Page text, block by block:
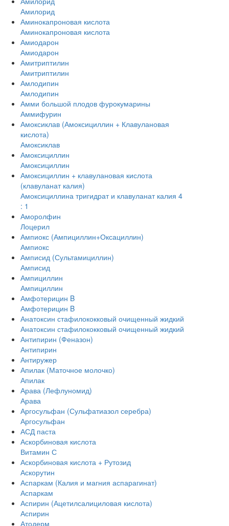
Амилорид
Аминокапроновая кислота
Аминокапроновая кислота
Амиодарон
Амиодарон
Амитриптилин
Амитриптилин
Амлодипин
Амлодипин
Амми большой плодов фурокумарины
Аммифурин
Амоксиклав (Амоксициллин + Клавулановая
кислота)
Амоксиклав
Амоксициллин
Амоксициллин
Амоксициллин + клавулановая кислота
(клавуланат калия)
Амоксициллина тригидрат и клавуланат калия 4
: 1
Аморолфин
Лоцерил
Ампиокс (Ампициллин+Оксациллин)
Ампиокс
Амписид (Сультамициллин)
Амписид
Ампициллин
Ампициллин
Амфотерицин B
Амфотерицин B
Анатоксин стафилококковый очищенный жидкий
Анатоксин стафилококковый очищенный жидкий
Антипирин (Феназон)
Антипирин
Антиружер
Апилак (Маточное молочко)
Апилак
Арава (Лефлуномид)
Арава
Аргосульфан (Сульфатиазол серебра)
Аргосульфан
АСД паста
Аскорбиновая кислота
Витамин С
Аскорбиновая кислота + Рутозид
Аскорутин
Аспаркам (Калия и магния аспарагинат)
Аспаркам
Аспирин (Ацетилсалициловая кислота)
Аспирин
Атодерм